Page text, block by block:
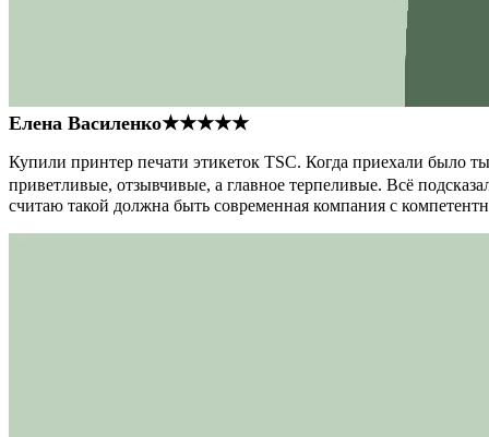
Елена Василенко★★★★★
Купили принтер печати этикеток TSC. Когда приехали было
приветливые, отзывчивые, а главное терпеливые. Всё
считаю такой должна быть современная компания с